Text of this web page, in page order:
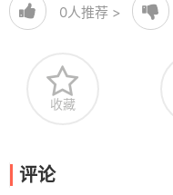
0人推荐 >
收藏
评论